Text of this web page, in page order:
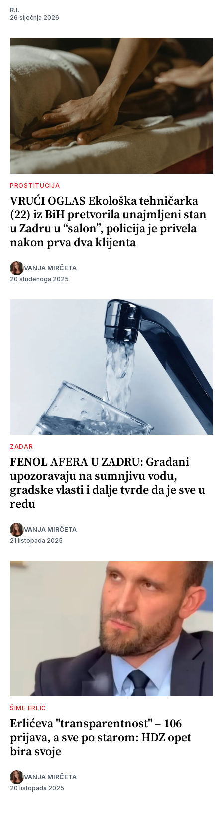
R.I.
26 siječnja 2026
PROSTITUCIJA
VRUĆI OGLAS Ekološka tehničarka
(22) iz BiH pretvorila unajmljeni stan
u Zadru u “salon”, policija je privela
nakon prva dva klijenta
VANJA MIRČETA
20 studenoga 2025
ZADAR
FENOL AFERA U ZADRU: Građani
upozoravaju na sumnjivu vodu,
gradske vlasti i dalje tvrde da je sve u
redu
VANJA MIRČETA
21 listopada 2025
ŠIME ERLIĆ
Erlićeva "transparentnost" – 106
prijava, a sve po starom: HDZ opet
bira svoje
VANJA MIRČETA
20 listopada 2025